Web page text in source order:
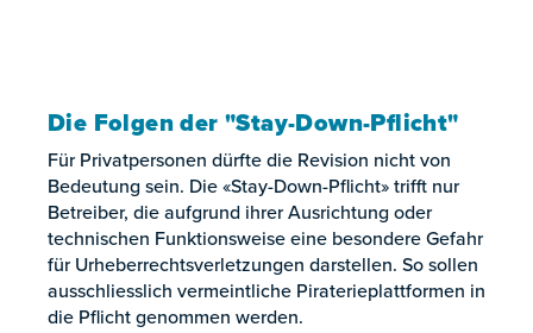
Die Folgen der "Stay-Down-Pflicht"
Für Privatpersonen dürfte die Revision nicht von
Bedeutung sein. Die «Stay-Down-Pflicht» trifft nur
Betreiber, die aufgrund ihrer Ausrichtung oder
technischen Funktionsweise eine besondere Gefahr
für Urheberrechtsverletzungen darstellen. So sollen
ausschliesslich vermeintliche Piraterieplattformen in
die Pflicht genommen werden.